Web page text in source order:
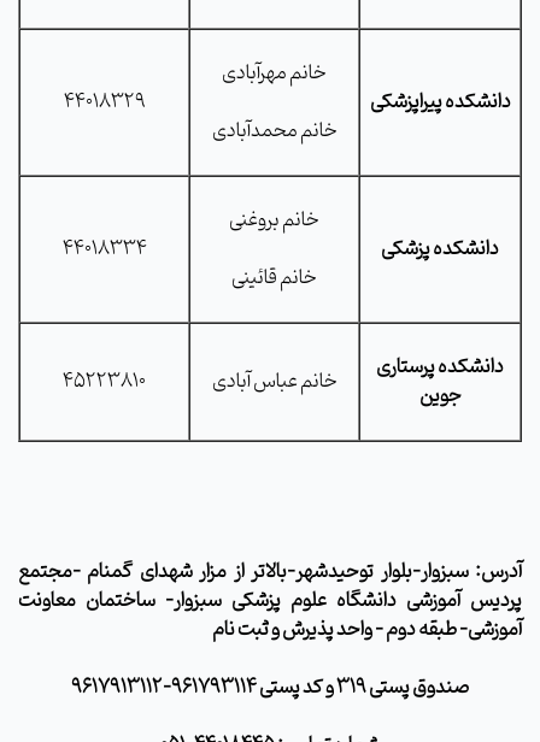
دانشکده پیراپزشکی
خانم مهرآبادی
خانم محمدآبادی
44018329
دانشکده پزشکی
خانم بروغنی
خانم قائینی
44018334
دانشکده پرستاری
جوین
خانم عباس آبادی 45223810
آدرس:سبزوار-بلوار توحیدشهر-بالاتر از مزار شهدای گمنام –مجتمع
پردیس آموزشی دانشگاه علوم پزشکی سبزوار- ساختمان معاونت
آموزشی- طبقه دوم-واحد پذیرش و ثبت نام
صندوق پستی 319 و کد پستی 961793114-9617913112